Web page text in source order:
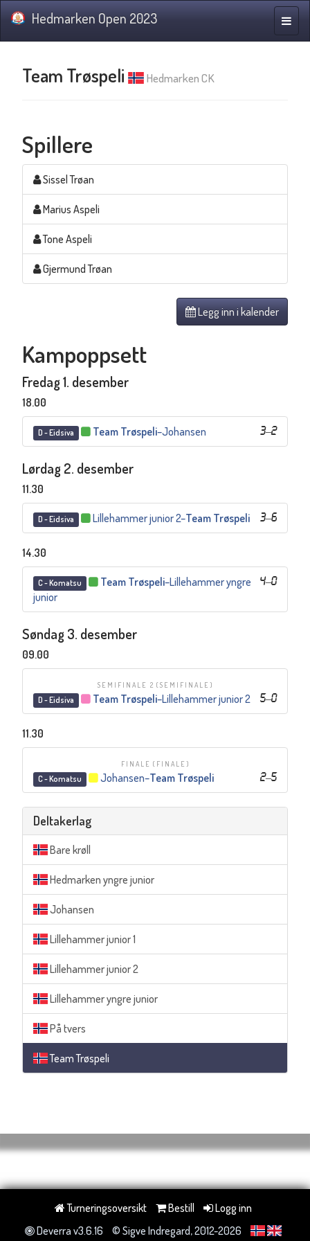
Hedmarken Open 2023
Team Trøspeli Hedmarken CK
Spillere
Sissel Trøan
Marius Aspeli
Tone Aspeli
Gjermund Trøan
Legg inn i kalender
Kampoppsett
Fredag 1. desember
18.00
D - Eidsiva 3–2
Team Trøspeli–Johansen
Lørdag 2. desember
11.30
D - Eidsiva 3–6
Lillehammer junior 2–Team Trøspeli
14.30
C - Komatsu 4–0
Team Trøspeli–Lillehammer yngre
junior
Søndag 3. desember
09.00
SEMIFINALE 2 (SEMIFINALE)
D - Eidsiva 5–0
Team Trøspeli–Lillehammer junior 2
11.30
FINALE (FINALE)
C - Komatsu 2–5
Johansen–Team Trøspeli
Deltakerlag
Bare krøll
Hedmarken yngre junior
Johansen
Lillehammer junior 1
Lillehammer junior 2
Lillehammer yngre junior
På tvers
Team Trøspeli
Turneringsoversikt Bestill
Logg inn
Deverra v3.6.16
© Sigve Indregard, 2012-2026